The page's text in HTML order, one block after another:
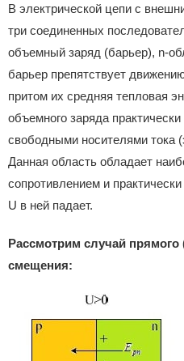
В электрической цепи с
три соединенных
объемный заряд (барьер), n-
барьер препятствует
притом их средняя тепловая
объемного заряда
свободными носителями тока
Данная область обладает
сопротивлением и
U в ней падает.
Рассмотрим случай прямого
смещения: